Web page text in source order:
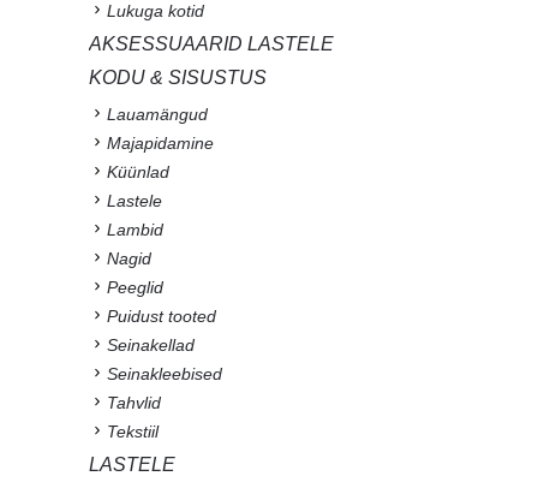
Lukuga kotid
AKSESSUAARID LASTELE
KODU & SISUSTUS
Lauamängud
Majapidamine
Küünlad
Lastele
Lambid
Nagid
Peeglid
Puidust tooted
Seinakellad
Seinakleebised
Tahvlid
Tekstiil
LASTELE